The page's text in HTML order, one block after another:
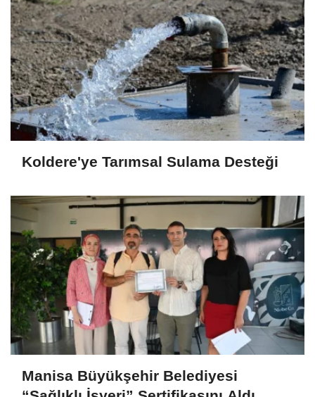
Koldere'ye Tarımsal Sulama Desteği
Manisa Büyükşehir Belediyesi